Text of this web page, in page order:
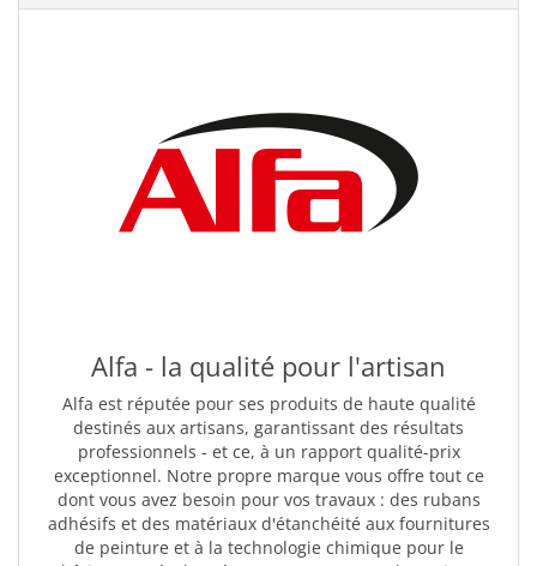
Alfa - la qualité pour l'artisan
Alfa est réputée pour ses produits de haute qualité
destinés aux artisans, garantissant des résultats
professionnels - et ce, à un rapport qualité-prix
exceptionnel. Notre propre marque vous offre tout ce
dont vous avez besoin pour vos travaux : des rubans
adhésifs et des matériaux d'étanchéité aux fournitures
de peinture et à la technologie chimique pour le